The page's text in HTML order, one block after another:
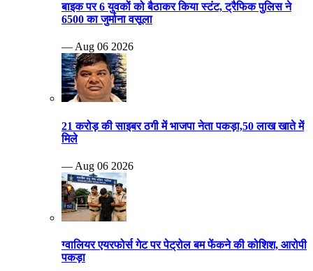
बाइक पर 6 युवकों को बैठाकर किया स्टंट, ट्रैफिक पुलिस ने
6500 का जुर्माना वसूला
— Aug 06 2026
21 करोड़ की साइबर ठगी में भाजपा नेता पकड़ा,50 लाख खाते में
मिले
— Aug 06 2026
ग्वालियर एयरफोर्स गेट पर पेट्रोल बम फेंकने की कोशिश, आरोपी
पकड़ा